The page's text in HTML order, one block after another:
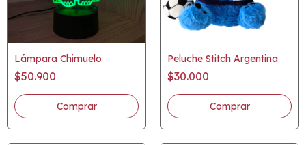
Lámpara Chimuelo
$50.900
Peluche Stitch Argentina
$30.000